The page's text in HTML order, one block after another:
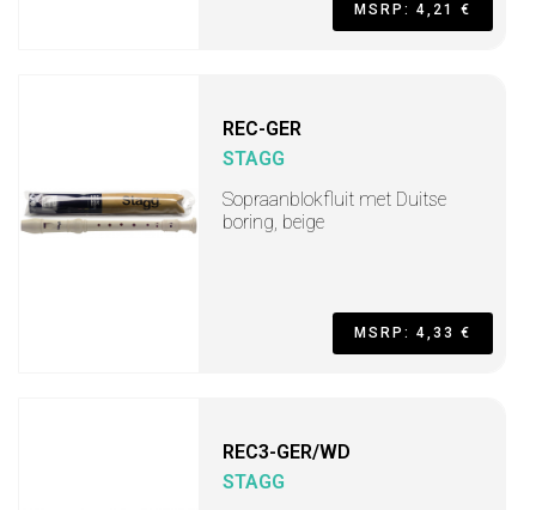
MSRP: 4,21 €
REC-GER
STAGG
Sopraanblokfluit met Duitse
boring, beige
MSRP: 4,33 €
REC3-GER/WD
STAGG